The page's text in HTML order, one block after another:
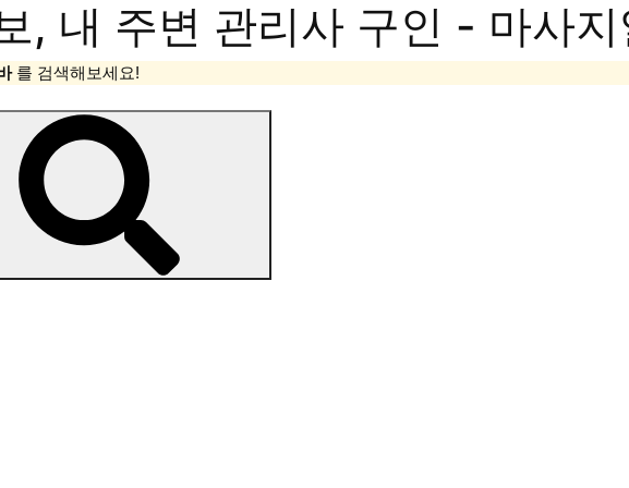
, 내 주변 관리사 구인 - 마사
를 검색해보세요!